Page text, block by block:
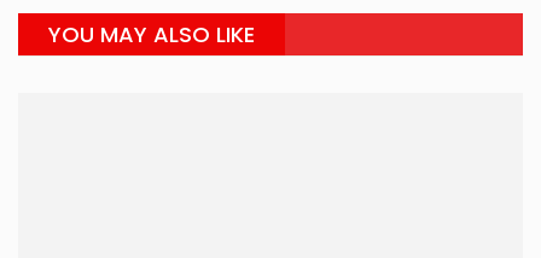
YOU MAY ALSO LIKE